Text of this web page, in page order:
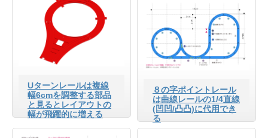
Uターンレールは複線
幅6cmを調整する部品
と見るとレイアウトの
幅が飛躍的に増える
８の字ポイントレール
は曲線レールの1/4直線
(凹凹/凸凸)に代用でき
る